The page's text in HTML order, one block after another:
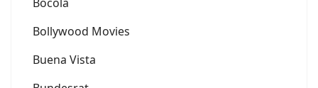
Bollywood Movies
Buena Vista